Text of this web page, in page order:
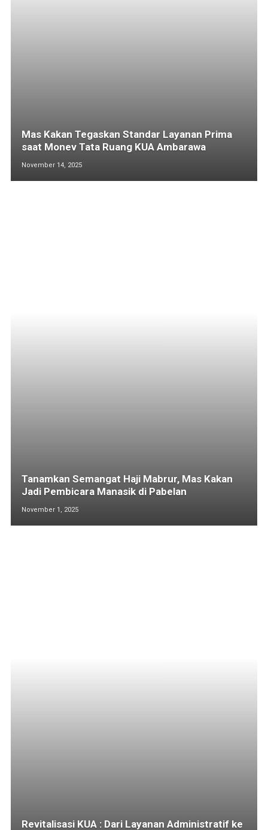
Mas Kakan Tegaskan Standar Layanan Prima
saat Monev Tata Ruang KUA Ambarawa
November 14, 2025
Tanamkan Semangat Haji Mabrur, Mas Kakan
Jadi Pembicara Manasik di Pabelan
November 1, 2025
Revitalisasi KUA : Dari Layanan Administratif ke